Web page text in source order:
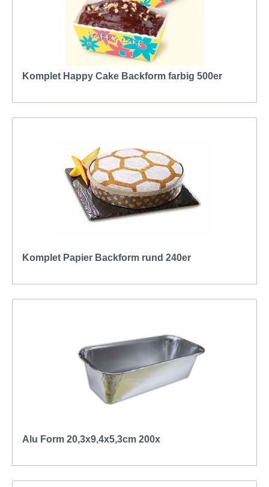
Komplet Happy Cake Backform farbig 500er
Komplet Papier Backform rund 240er
Alu Form 20,3x9,4x5,3cm 200x